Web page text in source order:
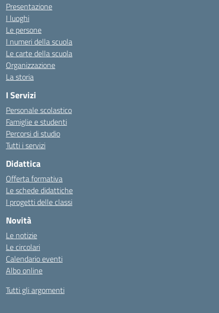
Presentazione
I luoghi
Le persone
I numeri della scuola
Le carte della scuola
Organizzazione
La storia
I Servizi
Personale scolastico
Famiglie e studenti
Percorsi di studio
Tutti i servizi
Didattica
Offerta formativa
Le schede didattiche
I progetti delle classi
Novità
Le notizie
Le circolari
Calendario eventi
Albo online
Tutti gli argomenti